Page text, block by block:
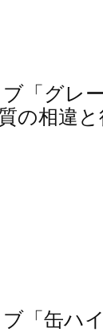
ブ「グレ
の相違と
ブ「缶ハ